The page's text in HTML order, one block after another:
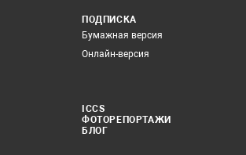
ПОДПИСКА
Бумажная версия
Онлайн-версия
ICCS
ФОТОРЕПОРТАЖИ
БЛОГ